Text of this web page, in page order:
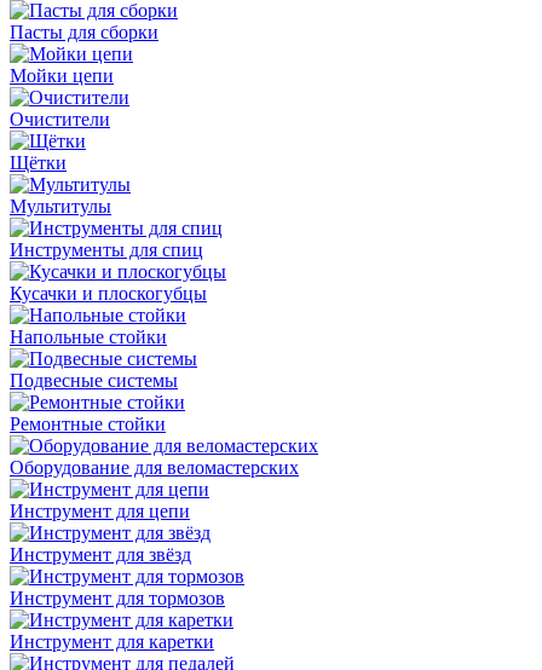
Пасты для сборки
Мойки цепи
Очистители
Щётки
Мультитулы
Инструменты для спиц
Кусачки и плоскогубцы
Напольные стойки
Подвесные системы
Ремонтные стойки
Оборудование для веломастерских
Инструмент для цепи
Инструмент для звёзд
Инструмент для тормозов
Инструмент для каретки